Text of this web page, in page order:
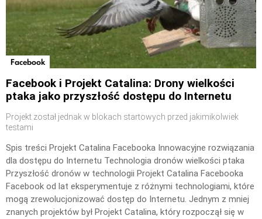
Facebook
Facebook i Projekt Catalina: Drony wielkości
ptaka jako przyszłość dostępu do Internetu
Projekt został jednak w blokach startowych przed jakimikolwiek
testami
Spis treści Projekt Catalina Facebooka Innowacyjne rozwiązania
dla dostępu do Internetu Technologia dronów wielkości ptaka
Przyszłość dronów w technologii Projekt Catalina Facebooka
Facebook od lat eksperymentuje z różnymi technologiami, które
mogą zrewolucjonizować dostęp do Internetu. Jednym z mniej
znanych projektów był Projekt Catalina, który rozpoczął się w